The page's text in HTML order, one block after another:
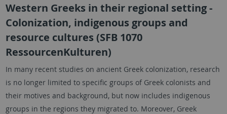
Western Greeks in their regional setting -
Colonization, indigenous groups and
resource cultures (SFB 1070
RessourcenKulturen)
In many recent studies on ancient Greek colonization, research
is no longer limited to specific groups of Greek colonists and
their motives and background, but now includes indigenous
groups in the regions they migrated to. Moreover, Greek